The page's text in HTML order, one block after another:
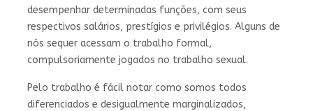
desempenhar determinadas funções, com seus
respectivos salários, prestígios e privilégios. Alguns de
nós sequer acessam o trabalho formal,
compulsoriamente jogados no trabalho sexual.
Pelo trabalho é fácil notar como somos todos
diferenciados e desigualmente marginalizados,